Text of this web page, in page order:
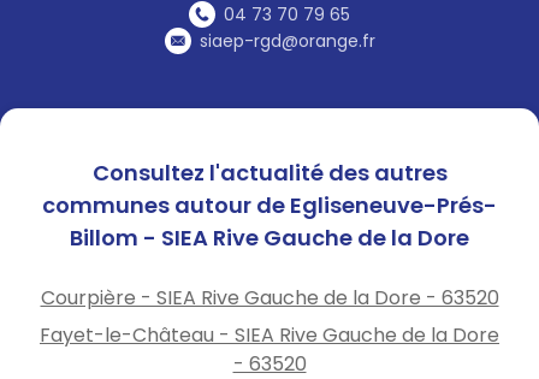
04 73 70 79 65
siaep-rgd@orange.fr
Consultez l'actualité des autres
communes autour de Egliseneuve-Prés-
Billom - SIEA Rive Gauche de la Dore
Courpière - SIEA Rive Gauche de la Dore - 63520
Fayet-le-Château - SIEA Rive Gauche de la Dore
- 63520